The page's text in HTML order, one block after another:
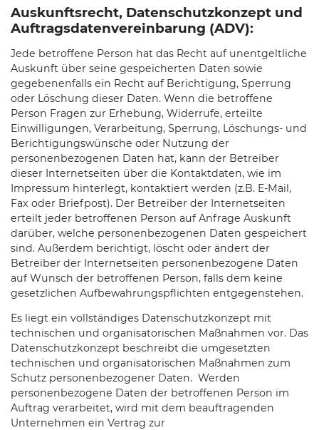
Auskunftsrecht, Datenschutzkonzept und
Auftragsdatenvereinbarung (ADV):
Jede betroffene Person hat das Recht auf unentgeltliche
Auskunft über seine gespeicherten Daten sowie
gegebenenfalls ein Recht auf Berichtigung, Sperrung
oder Löschung dieser Daten. Wenn die betroffene
Person Fragen zur Erhebung, Widerrufe, erteilte
Einwilligungen, Verarbeitung, Sperrung, Löschungs- und
Berichtigungswünsche oder Nutzung der
personenbezogenen Daten hat, kann der Betreiber
dieser Internetseiten über die Kontaktdaten, wie im
Impressum hinterlegt, kontaktiert werden (z.B. E-Mail,
Fax oder Briefpost). Der Betreiber der Internetseiten
erteilt jeder betroffenen Person auf Anfrage Auskunft
darüber, welche personenbezogenen Daten gespeichert
sind. Außerdem berichtigt, löscht oder ändert der
Betreiber der Internetseiten personenbezogene Daten
auf Wunsch der betroffenen Person, falls dem keine
gesetzlichen Aufbewahrungspflichten entgegenstehen.
Es liegt ein vollständiges Datenschutzkonzept mit
technischen und organisatorischen Maßnahmen vor. Das
Datenschutzkonzept beschreibt die umgesetzten
technischen und organisatorischen Maßnahmen zum
Schutz personenbezogener Daten. Werden
personenbezogene Daten der betroffenen Person im
Auftrag verarbeitet, wird mit dem beauftragenden
Unternehmen ein Vertrag zur